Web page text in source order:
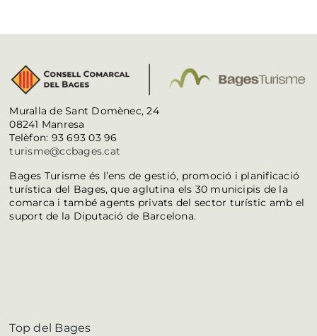
Muralla de Sant Domènec, 24
08241 Manresa
Telèfon: 93 693 03 96
turisme@ccbages.cat
Bages Turisme és l’ens de gestió, promoció i planificació
turística del Bages, que aglutina els 30 municipis de la
comarca i també agents privats del sector turístic amb el
suport de la Diputació de Barcelona.
Top del Bages